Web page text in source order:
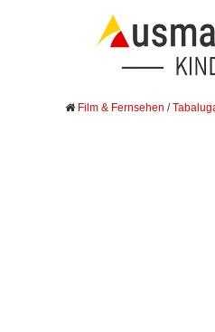
Film & Fernsehen /